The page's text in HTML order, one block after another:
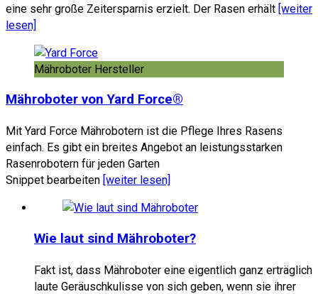
eine sehr große Zeitersparnis erzielt. Der Rasen erhält [weiter
lesen]
Mähroboter Hersteller
Mähroboter von Yard Force®
Mit Yard Force Mährobotern ist die Pflege Ihres Rasens
einfach. Es gibt ein breites Angebot an leistungsstarken
Rasenrobotern für jeden Garten
Snippet bearbeiten [weiter lesen]
Wie laut sind Mähroboter?
Fakt ist, dass Mähroboter eine eigentlich ganz erträglich
laute Geräuschkulisse von sich geben, wenn sie ihrer